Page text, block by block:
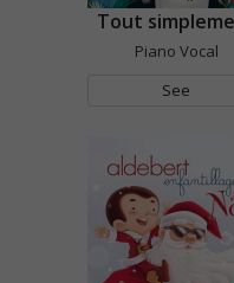
Tout
Piano Vocal
See